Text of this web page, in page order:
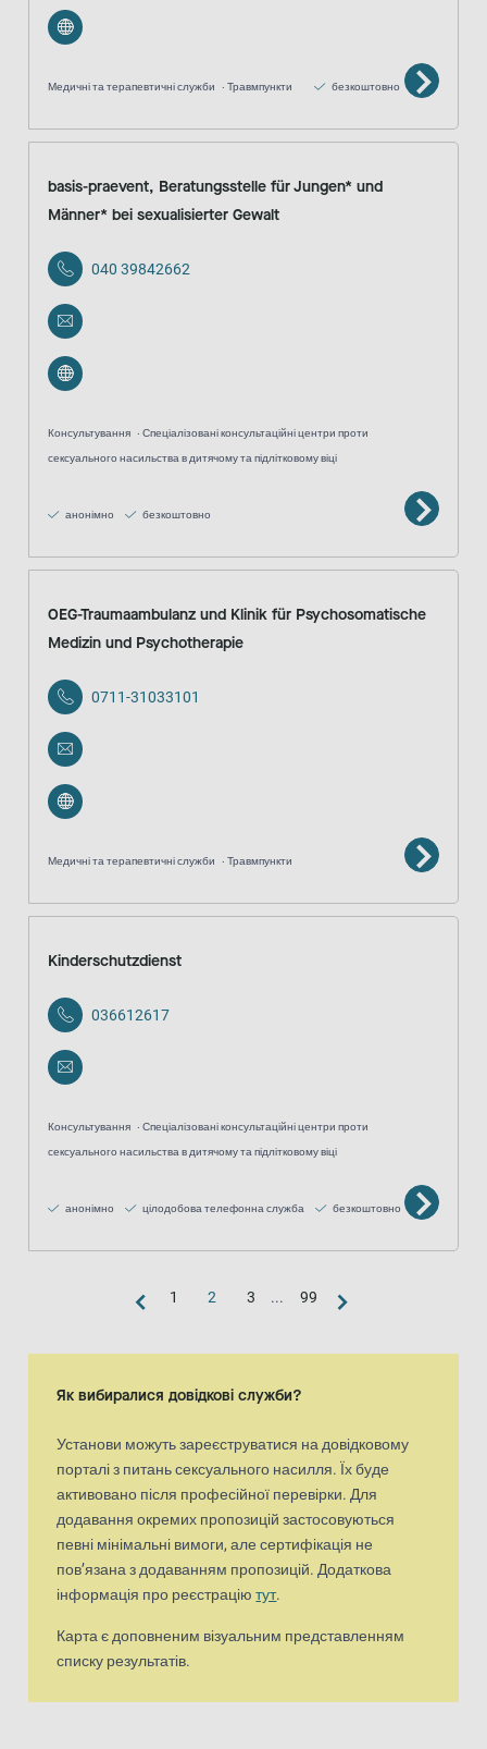
Медичні та терапевтичні служби Травмпункти безкоштовно
basis-praevent, Beratungsstelle für Jungen* und
Männer* bei sexualisierter Gewalt
040 39842662
Консультування
Спеціалізовані консультаційні центри проти
сексуального насильства в дитячому та підлітковому віці
анонімно безкоштовно
OEG-Traumaambulanz und Klinik für Psychosomatische
Medizin und Psychotherapie
0711-31033101
Медичні та терапевтичні служби Травмпункти
Kinderschutzdienst
036612617
Консультування
Спеціалізовані консультаційні центри проти
сексуального насильства в дитячому та підлітковому віці
анонімно цілодобова телефонна служба безкоштовно
1 2 3 ... 99
Вигляд «карта»
Як вибиралися довідкові служби?
Установи можуть зареєструватися на довідковому
порталі з питань сексуального насилля. Їх буде
активовано після професійної перевірки. Для
додавання окремих пропозицій застосовуються
певні мінімальні вимоги, але сертифікація не
пов’язана з додаванням пропозицій. Додаткова
інформація про реєстраціютут.
Карта є доповненим візуальним представленням
списку результатів.